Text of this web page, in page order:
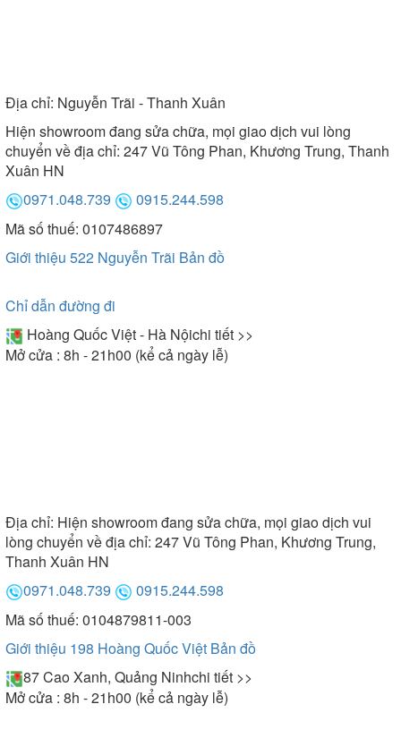
Địa chỉ: Nguyễn Trãi - Thanh Xuân
Hiện showroom đang sửa chữa, mọi giao dịch vui lòng
chuyển về địa chỉ: 247 Vũ Tông Phan, Khương Trung, Thanh
Xuân HN
0971.048.739
0915.244.598
Mã số thuế: 0107486897
Giới thiệu 522 Nguyễn Trãi Bản đồ
Chỉ dẫn đường đi
Hoàng Quốc Việt - Hà Nộichi tiết >>
Mở cửa : 8h - 21h00 (kể cả ngày lễ)
Địa chỉ: Hiện showroom đang sửa chữa, mọi giao dịch vui
lòng chuyển về địa chỉ: 247 Vũ Tông Phan, Khương Trung,
Thanh Xuân HN
0971.048.739
0915.244.598
Mã số thuế: 0104879811-003
Giới thiệu 198 Hoàng Quốc Việt Bản đồ
87 Cao Xanh, Quảng Ninhchi tiết >>
Mở cửa : 8h - 21h00 (kể cả ngày lễ)